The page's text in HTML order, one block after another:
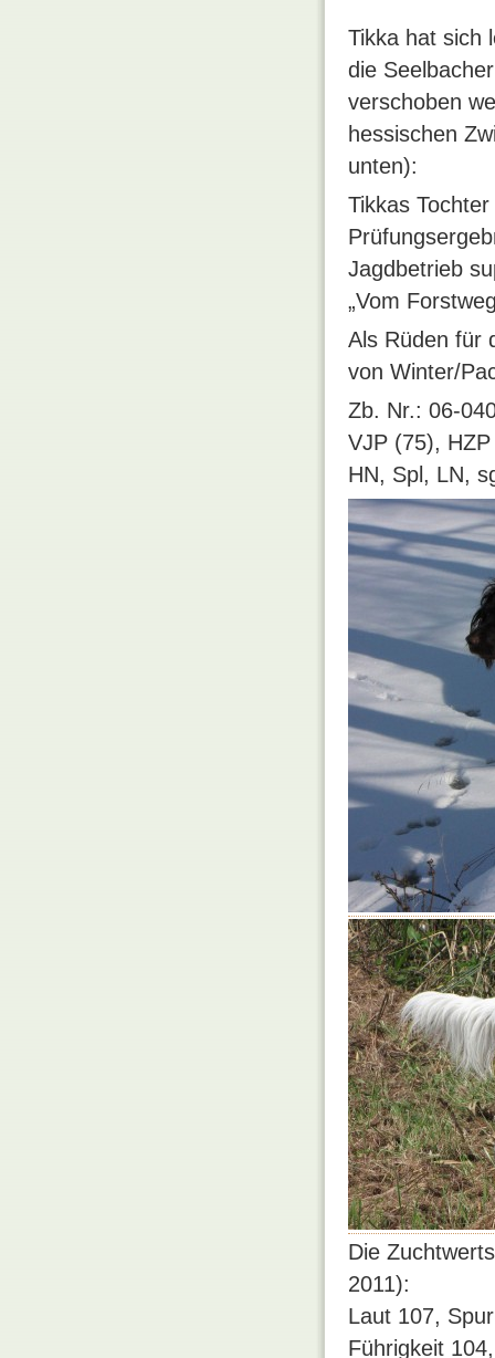
Tikka hat sich
die
verschoben
hessischen
unten):
Tikkas
Jagdbetrieb
„Vom
Als Rüden für
von Winter/
Zb. Nr.: 06-
VJP (75),
HN, Spl, LN,
Die
2011):
Laut 107,
Führigkeit